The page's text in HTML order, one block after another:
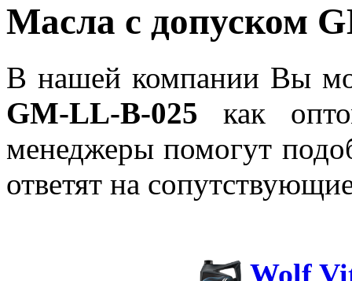
Масла с допуском
В нашей компании Вы
GM-LL-B-025 как
менеджеры помогут
ответят на
Wolf